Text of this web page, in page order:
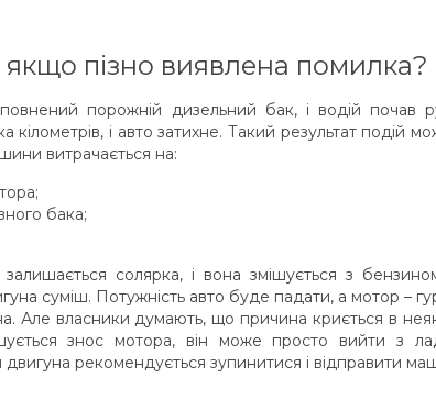
пізно виявлена ​​помилка?
порожній дизельний бак, і водій почав
кілометрів, і авто затихне. Такий результат подій
витрачається на:
бака;
солярка, і вона змішується з
суміш. Потужність авто буде падати, а мотор –
Але власники думають, що причина криється в
знос мотора, він може просто вийти з
двигуна рекомендується зупинитися і відправити